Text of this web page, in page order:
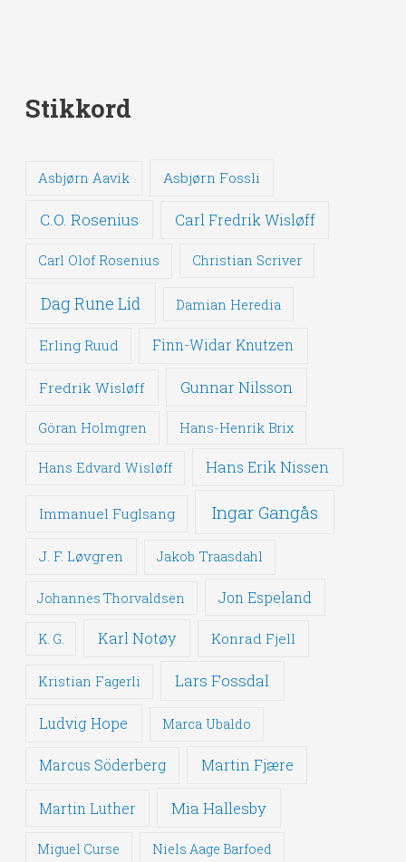
Stikkord
Asbjørn Aavik Asbjørn Fossli
C.O. Rosenius Carl Fredrik Wisløff
Carl Olof Rosenius Christian Scriver
Dag Rune Lid Damian Heredia
Erling Ruud Finn-Widar Knutzen
Fredrik Wisløff Gunnar Nilsson
Göran Holmgren Hans-Henrik Brix
Hans Edvard Wisløff Hans Erik Nissen
Immanuel Fuglsang Ingar Gangås
J. F. Løvgren Jakob Traasdahl
Johannes Thorvaldsen Jon Espeland
K. G. Karl Notøy Konrad Fjell
Kristian Fagerli Lars Fossdal
Ludvig Hope Marca Ubaldo
Marcus Söderberg Martin Fjære
Martin Luther Mia Hallesby
Miguel Curse Niels Aage Barfoed